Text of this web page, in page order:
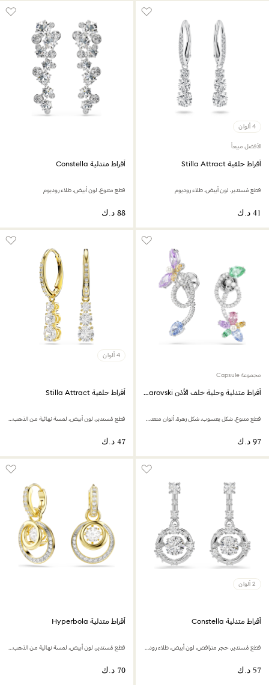
4 ألوان
الأفضل مبيعاً
أقراط حلقية Stilla Attract‎
قطع مُستدير، لون أبيض،‎ طلاء روديوم
أقراط متدلية Constella
قطع متنوع، لون أبيض، طلاء روديوم
مجموعة Capsule
أقراط متدلية وحلية خلف الأذن Ariana Grande x Swarovski
قطع متنوع، شكل يعسوب، شكل زهرة، ألوان متعددة، طلاء روديوم
4 ألوان
أقراط حلقية Stilla Attract
قطع مُستدير، لون أبيض، لمسة نهائية من الذهب عيار 18 قيراط
2 ألوان
أقراط متدلية Constella
قطع مُستدير، حجر متراقص، لون أبيض، طلاء روديوم
أقراط متدلية Hyperbola
قطع مُستدير، لون أبيض، لمسة نهائية من الذهب عيار 18 قيراط